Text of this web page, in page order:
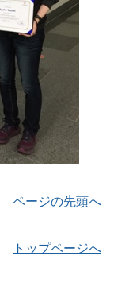
ページの先頭へ
トップページへ